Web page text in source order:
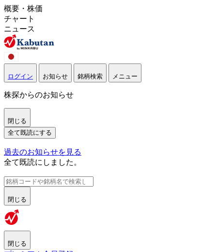
概要・株価
チャート
ニュース
ログイン お知らせ 銘柄検索 メニュー
株探からのお知らせ
閉じる
全て既読にする
過去のお知らせを見る
全て既読にしました。
閉じる
閉じる